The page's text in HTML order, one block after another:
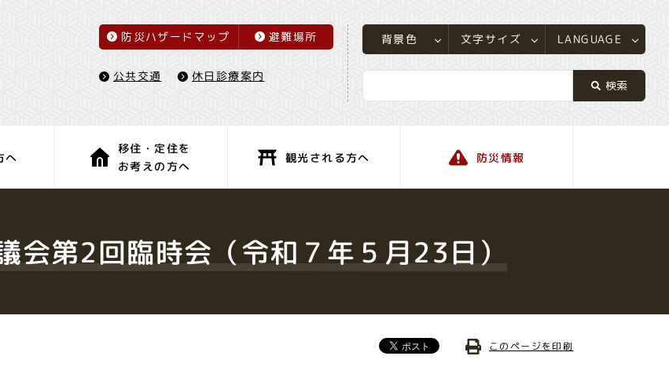
防災ハザードマップ 避難場所
公共交通 休日診療案内
背景色 文字サイズ LANGUAGE
へ
移住・定住を
お考えの方へ
観光される方へ 防災情報
会第2回臨時会（令和７年５月23日）
このページを印刷